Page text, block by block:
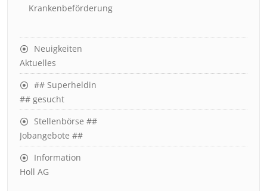
Krankenbeförderung
Neuigkeiten
Aktuelles
## Superheldin
## gesucht
Stellenbörse ##
Jobangebote ##
Information
Holl AG